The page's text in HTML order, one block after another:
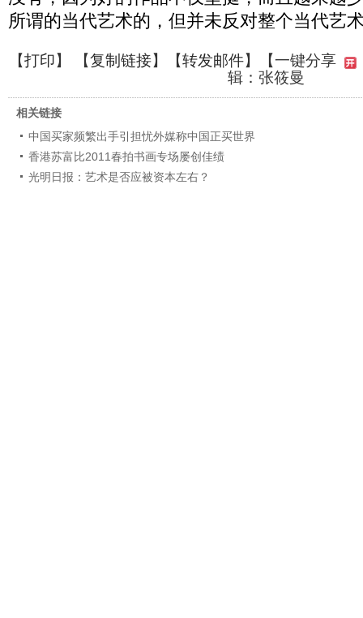
所谓的当代艺术的，但并未反对整个当代艺
【打印】 【复制链接】【转发邮件】
【一键分享
辑：张筱曼
相关链接
中国买家频繁出手引担忧外媒称中国正买世界
香港苏富比2011春拍书画专场屡创佳绩
光明日报：艺术是否应被资本左右？